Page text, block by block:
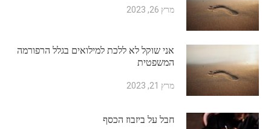
מרץ 26, 2023
אני שוקל לא ללכת למילואים בגלל הרפורמה
המשפטית
מרץ 21, 2023
חבל על ביזבוז הכסף